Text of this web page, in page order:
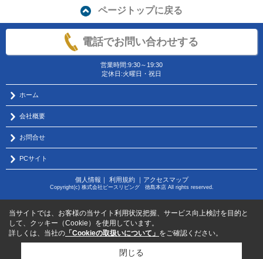
ページトップに戻る
電話でお問い合わせする
営業時間:9:30～19:30
定休日:火曜日・祝日
ホーム
会社概要
お問合せ
PCサイト
個人情報 ｜ 利用規約｜ アクセスマップ
Copyright(c) 株式会社ピースリビング 徳島本店 All rights reserved.
当サイトでは、お客様の当サイト利用状況把握、サービス向上検討を目的と
して、クッキー（Cookie）を使用しています。
詳しくは、当社の 「Cookieの取扱いについて」 をご確認ください。
閉じる